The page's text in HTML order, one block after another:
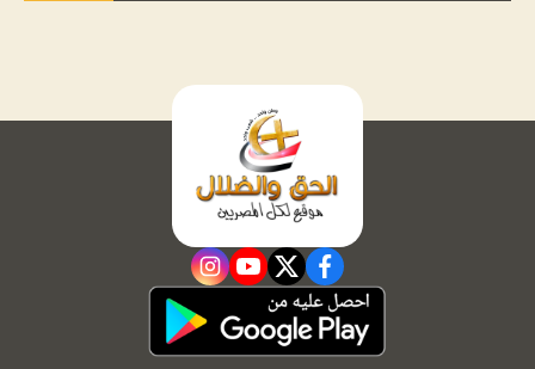
facebook
twitter
youtube
instagram